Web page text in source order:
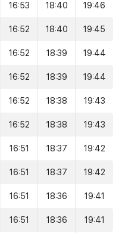
16:53 18:40 19:46
16:52 18:40 19:45
16:52 18:39 19:44
16:52 18:39 19:44
16:52 18:38 19:43
16:52 18:38 19:43
16:51 18:37 19:42
16:51 18:37 19:42
16:51 18:36 19:41
16:51 18:36 19:41